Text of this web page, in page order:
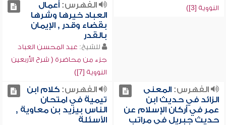
النووية [3])
الفهرس:أعمال
العباد خيرها وشرها
بقضاء وقدر , الإيمان
بالقدر
للشيخ: عبد المحسن العباد
جزء من محاضرة ( شرح الأربعين
النووية [7])
الفهرس:المعنى
الزائد في حديث ابن
عمر في أركان الإسلام عن
حديث جبريل في مراتب
الفهرس:كلام ابن
تيمية في امتحان
الناس بيزيد بن معاوية ,
الأسئلة